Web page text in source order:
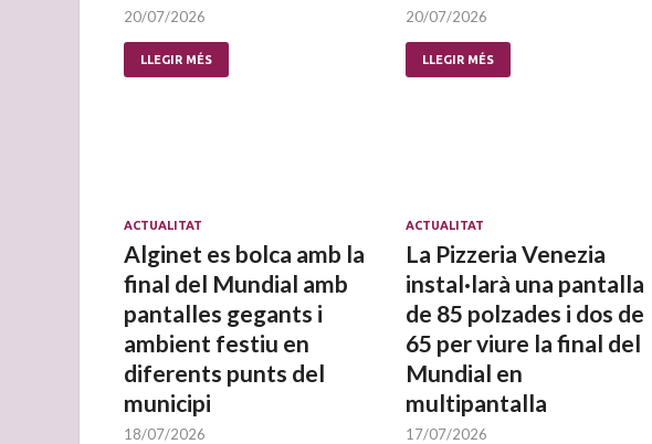
20/07/2026
LLEGIR MÉS
20/07/2026
LLEGIR MÉS
ACTUALITAT
Alginet es bolca amb la
final del Mundial amb
pantalles gegants i
ambient festiu en
diferents punts del
municipi
18/07/2026
ACTUALITAT
La Pizzeria Venezia
instal·larà una pantalla
de 85 polzades i dos de
65 per viure la final del
Mundial en
multipantalla
17/07/2026